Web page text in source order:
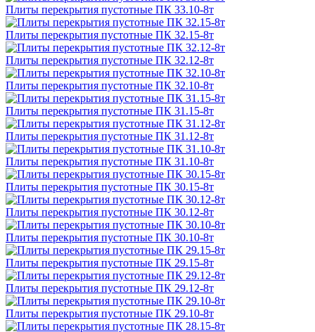
Плиты перекрытия пустотные ПК 33.10-8т
Плиты перекрытия пустотные ПК 32.15-8т
Плиты перекрытия пустотные ПК 32.12-8т
Плиты перекрытия пустотные ПК 32.10-8т
Плиты перекрытия пустотные ПК 31.15-8т
Плиты перекрытия пустотные ПК 31.12-8т
Плиты перекрытия пустотные ПК 31.10-8т
Плиты перекрытия пустотные ПК 30.15-8т
Плиты перекрытия пустотные ПК 30.12-8т
Плиты перекрытия пустотные ПК 30.10-8т
Плиты перекрытия пустотные ПК 29.15-8т
Плиты перекрытия пустотные ПК 29.12-8т
Плиты перекрытия пустотные ПК 29.10-8т